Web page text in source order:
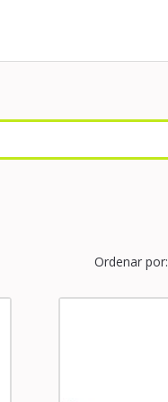
Ordenar por: